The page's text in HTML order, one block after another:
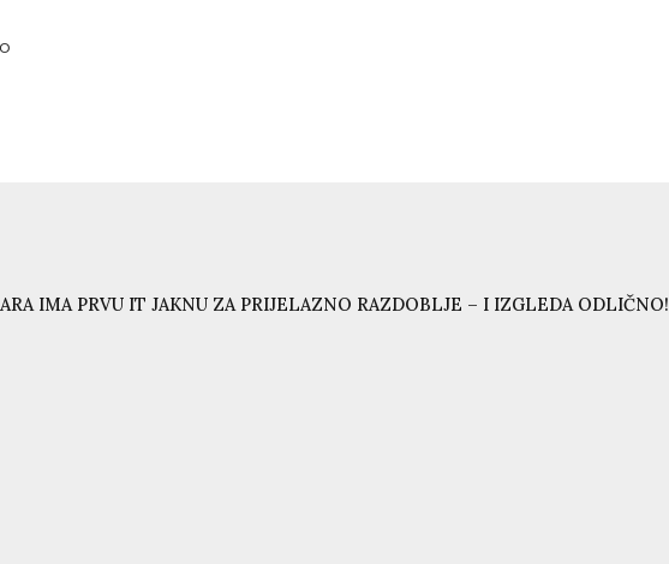
IMA PRVU IT JAKNU ZA PRIJELAZNO RAZDOBLJE – I IZGLEDA ODLIČNO!